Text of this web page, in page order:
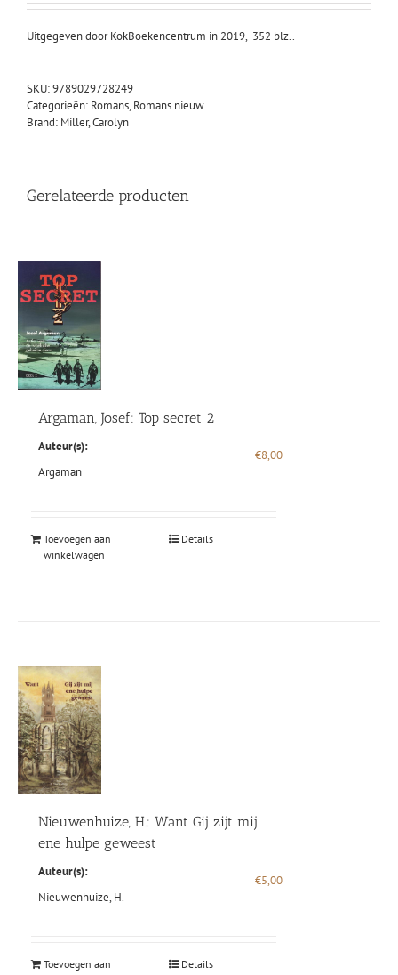
was:
is:
Uitgegeven door KokBoekencentrum in 2019, 352 blz..
SKU:9789029728249
Categorieën: Romans, Romans nieuw
Brand: Miller, Carolyn
Gerelateerde producten
Argaman, Josef: Top secret 2
Auteur(s):
Argaman
€8,00
Toevoegen aan
winkelwagen
Details
Nieuwenhuize, H.: Want Gij zijt mij
ene hulpe geweest
Auteur(s):
Nieuwenhuize, H.
€5,00
Toevoegen aan
Details